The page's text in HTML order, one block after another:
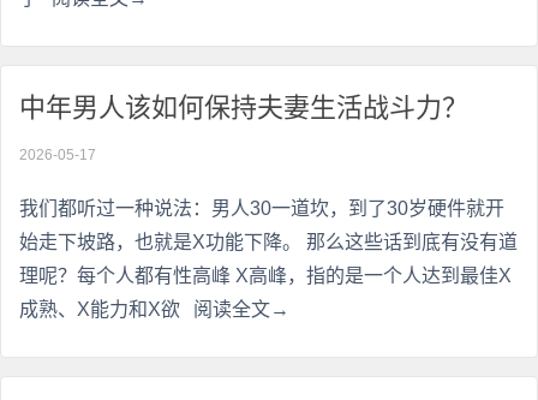
中年男人该如何保持夫妻生活战斗力？
2026-05-17
我们都听过一种说法：男人30一道坎，到了30岁硬件就开
始走下坡路，也就是X功能下降。 那么这些话到底有没有道
理呢？每个人都有性高峰 X高峰，指的是一个人达到最佳X
成熟、X能力和X欲
阅读全文→